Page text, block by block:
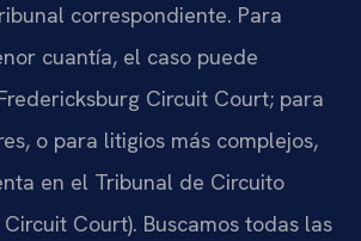
correspondiente. Para
cuantía, el caso puede
Circuit Court; para
o para litigios más complejos,
en el Tribunal de Circuito
Court). Buscamos todas las